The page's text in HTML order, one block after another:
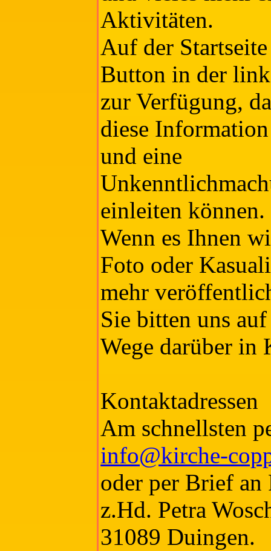
Aktivitäten.
Auf der
Button in der
zur Verfügung,
diese
und eine
einleiten können.
Wenn es Ihnen
Foto oder
mehr
Sie bitten uns
Wege darüber in
Kontaktadressen
Am schnellsten
info@kirche-
oder per Brief
z.Hd. Petra
31089 Duingen.